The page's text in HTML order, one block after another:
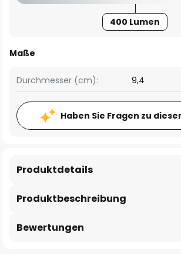
400 Lumen
Maße
Durchmesser (cm): 9,4
Haben Sie Fragen zu
Produktbeschreibung
Produktdetails
Bewertungen